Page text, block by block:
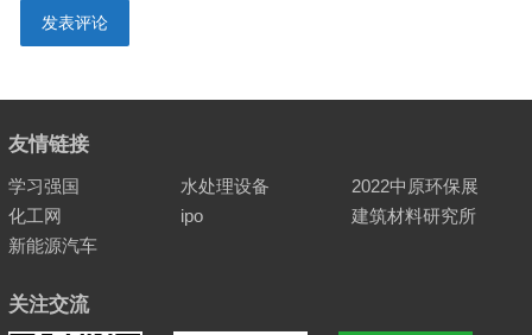
友情链接
学习强国 水处理设备
2022中原环保展
化工网
ipo
建筑材料研究所
新能源汽车
关注交流